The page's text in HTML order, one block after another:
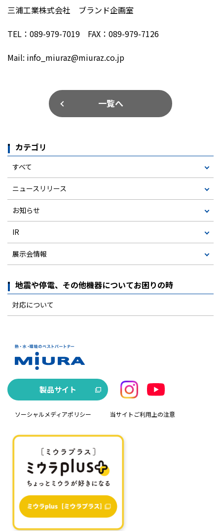
三浦工業株式会社 ブランド企画室
TEL：089-979-7019 FAX：089-979-7126
Mail: info_miuraz@miuraz.co.jp
一覧へ
カテゴリ
すべて
ニュースリリース
お知らせ
IR
展示会情報
地震や停電、その他機器についてお困りの時
対応について
製品サイト
ソーシャルメディアポリシー 当サイトご利用上の注意